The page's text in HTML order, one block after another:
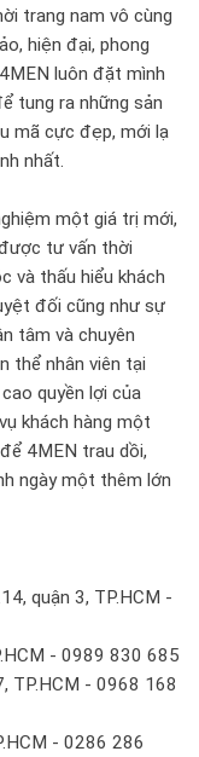
trang nam vô cùng
hiện đại, phong
luôn đặt mình
tung ra những sản
mã cực đẹp, mới lạ
nhất.
một giá trị mới,
tư vấn thời
và thấu hiểu khách
đối cũng như sự
tâm và chuyên
thể nhân viên tại
quyền lợi của
khách hàng một
4MEN trau dồi,
ngày một thêm lớn
quận 3, TP.HCM -
- 0989 830 685
TP.HCM - 0968 168
- 0286 286